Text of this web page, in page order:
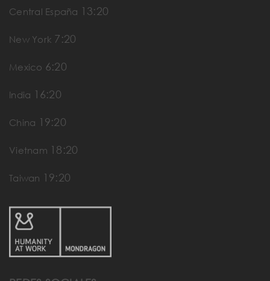
Central España 13:20
New York 7:20
Mexico 6:20
India 16:20
China 19:20
Vietnam 18:20
Taiwan 19:20